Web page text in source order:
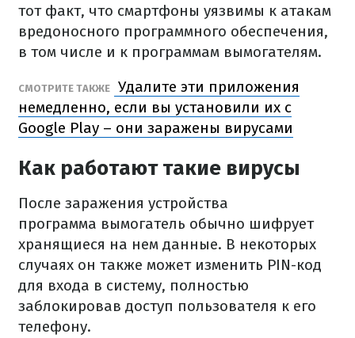
тот факт, что смартфоны уязвимы к атакам
вредоносного программного обеспечения,
в том числе и к программам вымогателям.
СМОТРИТЕ ТАКЖЕ
Удалите эти приложения
немедленно, если вы установили их с
Google Play – они заражены вирусами
Как работают такие вирусы
После заражения устройства
программа вымогатель обычно шифрует
хранящиеся на нем данные. В некоторых
случаях он также может изменить PIN-код
для входа в систему, полностью
заблокировав доступ пользователя к его
телефону.